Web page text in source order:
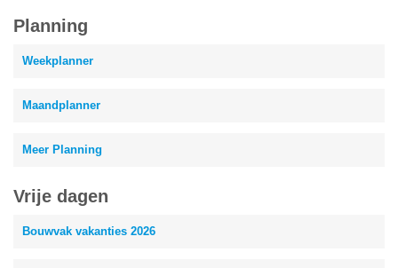
Planning
Weekplanner
Maandplanner
Meer Planning
Vrije dagen
Bouwvak vakanties 2026